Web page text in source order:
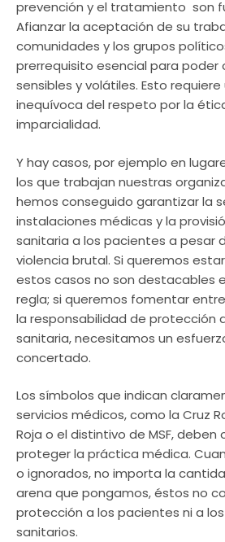
prevención y el tratamiento  son
Afianzar la aceptación de su
comunidades y los grupos
prerrequisito esencial para
sensibles y volátiles. Esto
inequívoca del respeto por la
imparcialidad.
Y hay casos, por ejemplo en
los que trabajan nuestras
hemos conseguido garantizar la
instalaciones médicas y la
sanitaria a los pacientes a pesar
violencia brutal. Si queremos
estos casos no son destacables
regla; si queremos fomentar
la responsabilidad de protección
sanitaria, necesitamos un
concertado.
Los símbolos que indican
servicios médicos, como la Cruz
Roja o el distintivo de MSF,
proteger la práctica médica.
o ignorados, no importa la
arena que pongamos, éstos no
protección a los pacientes ni a
sanitarios.